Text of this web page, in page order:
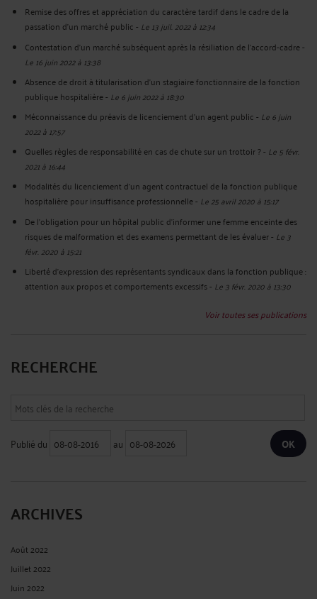
Remise des offres et appréciation du caractère tardif dans le cadre de la
passation d'un marché public- Le 13 juil. 2022 à 12:34
Contestation d'un marché subséquent après la résiliation de l'accord-cadre-
Le 16 juin 2022 à 13:38
Absence de droit à titularisation d'un stagiaire fonctionnaire de la fonction
publique hospitalière- Le 6 juin 2022 à 18:30
Méconnaissance du préavis de licenciement d'un agent public- Le 6 juin
2022 à 17:57
Quelles règles de responsabilité en cas de chute sur un trottoir ?- Le 5 févr.
2021 à 16:44
Modalités du licenciement d’un agent contractuel de la fonction publique
hospitalière pour insuffisance professionnelle- Le 25 avril 2020 à 15:17
De l’obligation pour un hôpital public d’informer une femme enceinte des
risques de malformation et des examens permettant de les évaluer- Le 3
févr. 2020 à 15:21
Liberté d’expression des représentants syndicaux dans la fonction publique :
attention aux propos et comportements excessifs- Le 3 févr. 2020 à 13:30
Voir toutes ses publications
RECHERCHE
Publié du au
ARCHIVES
Août 2022
Juillet 2022
Juin 2022